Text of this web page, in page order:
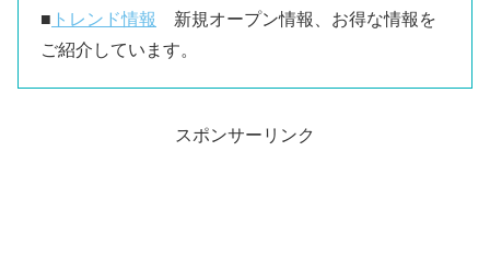
■ トレンド情報
新規オープン情報、お得な情報を
ご紹介しています。
スポンサーリンク